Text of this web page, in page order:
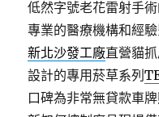
低然字號老花雷射手
專業的醫療機構和經
新北沙發工廠直營貓
設計的專用菸草系列
口碑為非常無貸款車